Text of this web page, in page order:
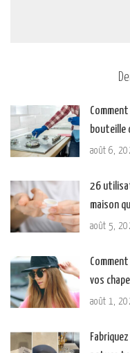
bouteille
août 6,
26
maison
août 5,
vos
août 1,